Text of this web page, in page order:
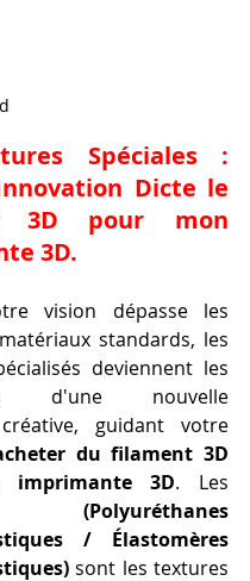
Spéciales :
3D pour mon
3D.
vision dépasse les
standards, les
deviennent les
d'une nouvelle
guidant votre
du filament 3D
imprimante 3D
(Polyuréthanes
/ Élastomères
sont les textures